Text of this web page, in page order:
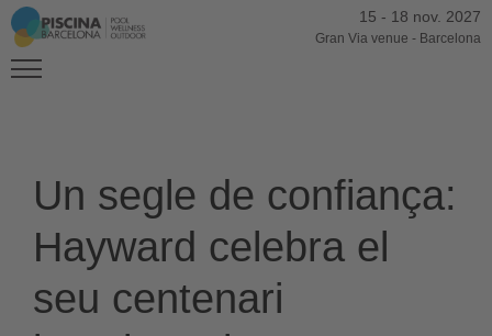
15 - 18 nov. 2027
Gran Via venue - Barcelona
Un segle de confiança:
Hayward celebra el
seu centenari